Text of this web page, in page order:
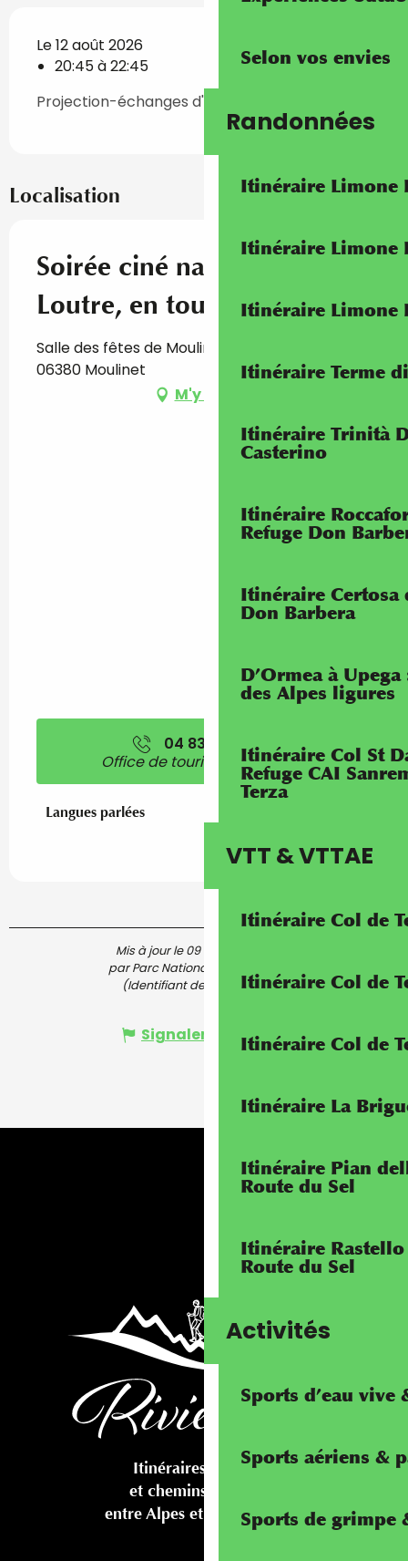
Selon vos envies
Randonnées
Itinéraire Limone
Itinéraire Limone
Itinéraire Limone
Itinéraire Terme
Itinéraire Trinità
Casterino
Itinéraire
Refuge Don
Itinéraire Certosa
Don Barbera
D’Ormea à
des Alpes ligures
Itinéraire Col St
Refuge CAI
Terza
VTT & VTTAE
Itinéraire Col de
Itinéraire Col de
Itinéraire Col de
Itinéraire La
Itinéraire Pian
Route du Sel
Itinéraire
Route du Sel
Activités
Sports d’eau vive
Sports aériens &
Sports de grimpe
Le 12 août 2026
20:45 à 22:45
Projection-échanges d'une durée de 2h
Localisation
Soirée ciné nature "La
Loutre, en toute intimité"
Salle des fêtes de Moulinet, Place Saint Joseph,
06380 Moulinet
M'y rendre
04 83 93 95▒▒
Office de tourisme de Sospel
Langues parlées
Langues parlées
Mis à jour le 09 mai 2026 à 17:31
par Parc National du Mercantour
(Identifiant de l'offre :7821111)
Signaler une erreur
Itinéraires cyclables
et chemins pédestres
entre Alpes et Méditerranée